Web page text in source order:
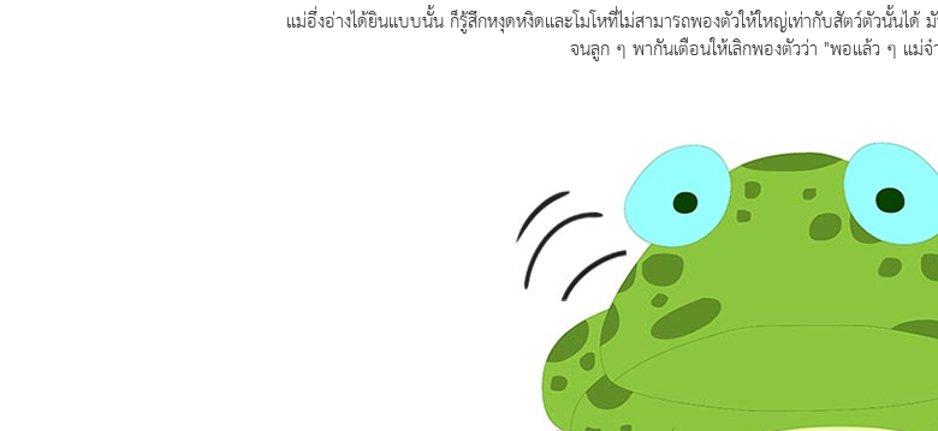
แม่อึ่งอ่างได้ยินแบบนั้น ก็รู้สึกหงุดหงิดและโมโหที่ไม่สามารถพองตัวให้ใหญ่เท่ากับสัตว์ตัวนั้นได้
จนลูก ๆ พากันเตือนให้เลิกพองตัวว่า "พอแล้ว ๆ แม่จ๋